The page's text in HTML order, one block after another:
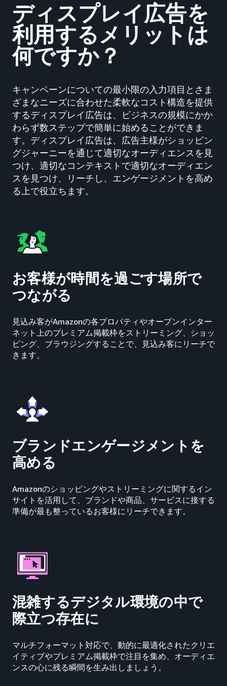
ディスプレイ広告を
利用するメリットは
何ですか？
キャンペーンについての最小限の入力項目とさま
ざまなニーズに合わせた柔軟なコスト構造を提供
するディスプレイ広告は、ビジネスの規模にかか
わらず数ステップで簡単に始めることができま
す。ディスプレイ広告は、広告主様がショッピン
グジャーニーを通じて適切なオーディエンスを見
つけ、適切なコンテキストで適切なオーディエン
スを見つけ、リーチし、エンゲージメントを高め
る上で役立ちます。
お客様が時間を過ごす場所で
つながる
見込み客がAmazonの各プロパティやオープンインター
ネット上のプレミアム掲載枠をストリーミング、ショッ
ピング、ブラウジングすることで、見込み客にリーチで
きます。
ブランドエンゲージメントを
高める
Amazonのショッピングやストリーミングに関するイン
サイトを活用して、ブランドや商品、サービスに接する
準備が最も整っているお客様にリーチできます。
混雑するデジタル環境の中で
際立つ存在に
マルチフォーマット対応で、動的に最適化されたクリエ
イティブやプレミアム掲載枠で注目を集め、オーディエ
ンスの心に残る瞬間を生み出しましょう。